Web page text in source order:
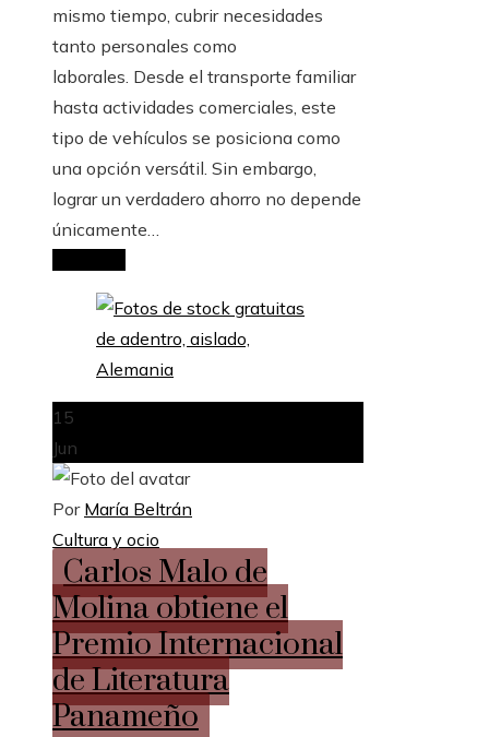
mismo tiempo, cubrir necesidades
tanto personales como
laborales. Desde el transporte familiar
hasta actividades comerciales, este
tipo de vehículos se posiciona como
una opción versátil. Sin embargo,
lograr un verdadero ahorro no depende
únicamente…
15
Jun
Por María Beltrán
Cultura y ocio
Carlos Malo de
Molina obtiene el
Premio Internacional
de Literatura
Panameño